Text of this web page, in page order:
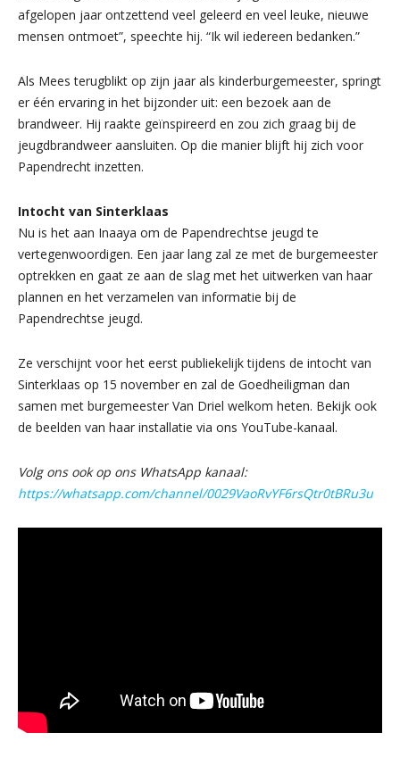
afgelopen jaar ontzettend veel geleerd en veel leuke, nieuwe
mensen ontmoet”, speechte hij. “Ik wil iedereen bedanken.”
Als Mees terugblikt op zijn jaar als kinderburgemeester, springt
er één ervaring in het bijzonder uit: een bezoek aan de
brandweer. Hij raakte geïnspireerd en zou zich graag bij de
jeugdbrandweer aansluiten. Op die manier blijft hij zich voor
Papendrecht inzetten.
Intocht van Sinterklaas
Nu is het aan Inaaya om de Papendrechtse jeugd te
vertegenwoordigen. Een jaar lang zal ze met de burgemeester
optrekken en gaat ze aan de slag met het uitwerken van haar
plannen en het verzamelen van informatie bij de
Papendrechtse jeugd.
Ze verschijnt voor het eerst publiekelijk tijdens de intocht van
Sinterklaas op 15 november en zal de Goedheiligman dan
samen met burgemeester Van Driel welkom heten. Bekijk ook
de beelden van haar installatie via ons YouTube-kanaal.
Volg ons ook op ons WhatsApp kanaal:
https://whatsapp.com/channel/0029VaoRvYF6rsQtr0tBRu3u